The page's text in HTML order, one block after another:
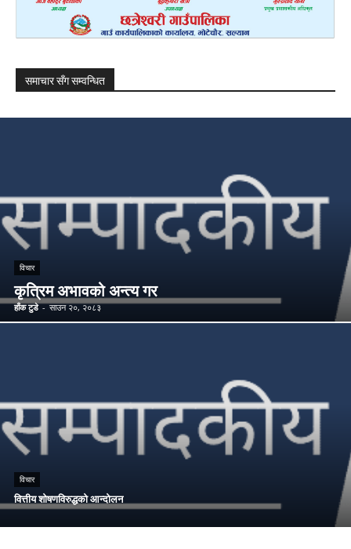
समाचार सँग सम्वन्धित
विचार
कृत्रिम अभावको अन्त्य गर
हाँक टुडे - साउन २०, २०८३
विचार
वित्तीय शोषणविरुद्धको आन्दोलन